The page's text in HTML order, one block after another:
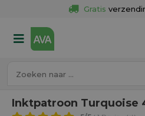
Gratis
Inktpatroon Turquoise